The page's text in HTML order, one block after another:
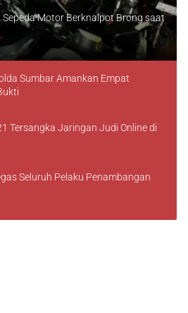
Motor Berknalpot Brong saat
Sumbar Amankan Empat
Tersangka Jaringan Judi Online di
Seluruh Pelaku Penambangan